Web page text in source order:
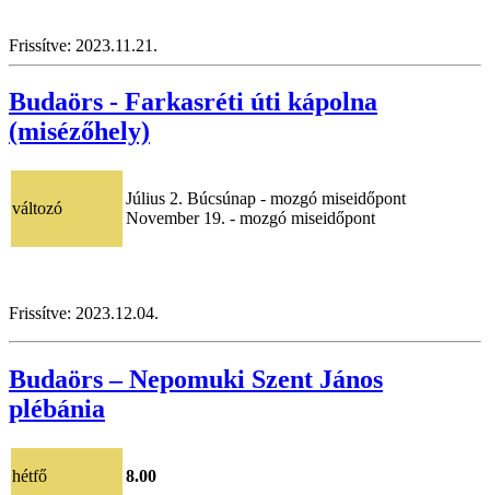
Frissítve: 2023.11.21.
Budaörs - Farkasréti úti kápolna
(misézőhely)
változó
Július 2. Búcsúnap - mozgó miseidőpont
November 19. - mozgó miseidőpont
Frissítve: 2023.12.04.
Budaörs – Nepomuki Szent János
plébánia
hétfő 8.00